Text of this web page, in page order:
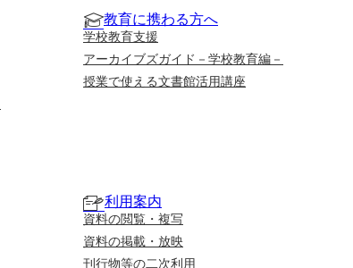
教育に携わる方へ
学校教育支援
アーカイブズガイド－学校教育編－
授業で使える文書館活用講座
利用案内
資料の閲覧・複写
資料の掲載・放映
刊行物等の二次利用